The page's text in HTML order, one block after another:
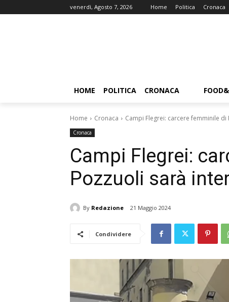
venerdì, Agosto 7, 2026 Home Politica Cronaca
HOME POLITICA CRONACA
Home Cronaca Campi Flegrei: carcere femminile
Cronaca
Campi Flegrei:
Pozzuoli sarà
By Redazione 21 Maggio 2024
Condividere